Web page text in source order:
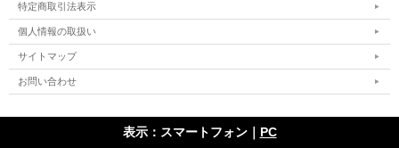
特定商取引法表示
個人情報の取扱い
サイトマップ
お問い合わせ
表示：スマートフォン｜ PC